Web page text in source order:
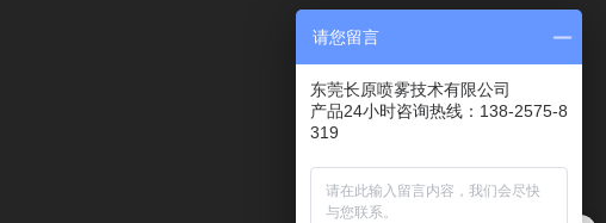
请您留言
东莞长原喷雾技术有限公司
产品24小时咨询热线：138-2575-8
319